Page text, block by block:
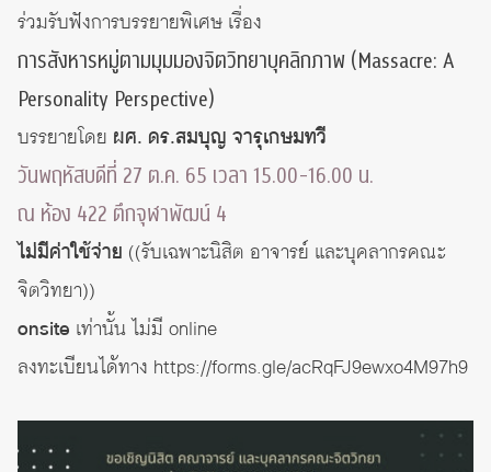
ร่วมรับฟังการบรรยายพิเศษ​ เรื่อง
การสังหารหมู่ตามมุมมองจิตวิทยาบุคลิกภาพ​ (Massacre: A​
Personality Perspective)
บรรยายโดย ผศ.​ ดร.สมบุญ​ จารุเกษมทวี​
วันพฤหัส​บดีที่​ 27​ ต.ค.​ 65​ เวลา​ 15.00-16.00 น.
ณ​ ห้อง​ 422​ ตึกจุฬาพัฒน์​ 4
ไม่มีค่าใช้จ่าย​ ((รับเฉพาะนิสิต​ อาจารย์​ และบุคลากรคณะ
จิตวิทยา))​
onsite เท่านั้น​ ไม่มี​ online​
ลงทะเบียนได้ทาง​ https://forms.gle/acRqFJ9ewxo4M97h9